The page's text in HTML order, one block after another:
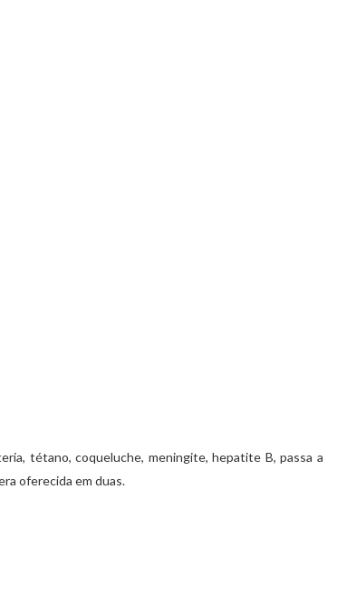
tétano, coqueluche, meningite, hepatite B, passa a
oferecida em duas.